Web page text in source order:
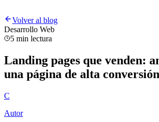
Volver al blog
Desarrollo Web
5 min lectura
Landing pages que venden:
una página de alta conversión
C
Autor